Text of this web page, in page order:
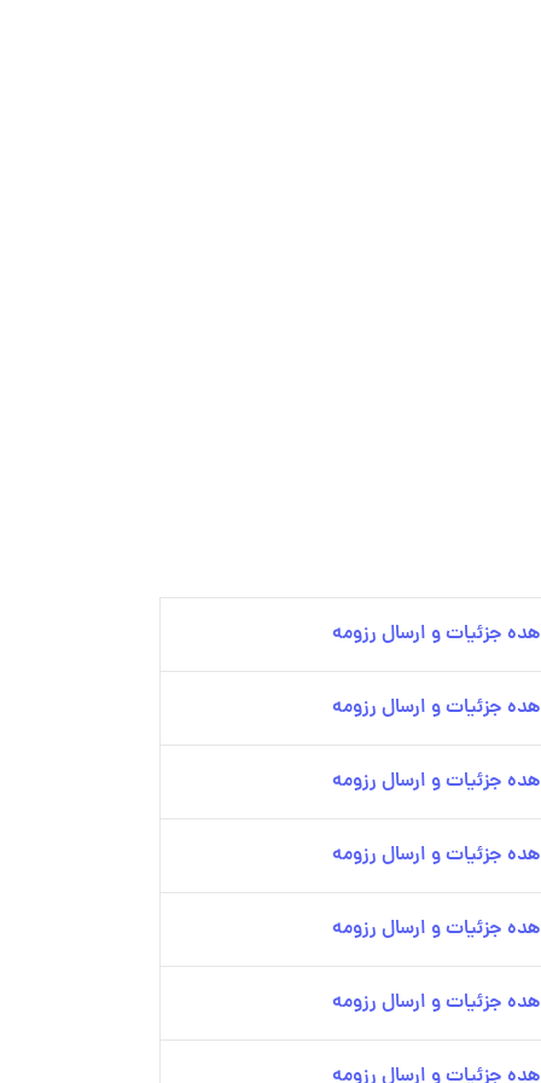
جزئیات و ارسال رزومه
جزئیات و ارسال رزومه
جزئیات و ارسال رزومه
جزئیات و ارسال رزومه
جزئیات و ارسال رزومه
جزئیات و ارسال رزومه
جزئیات و ارسال رزومه